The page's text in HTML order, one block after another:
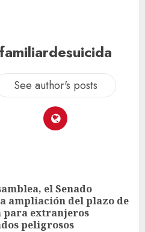
familiardesuicida
See author's posts
el Senado
ampliación del plazo de
para extranjeros
peligrosos